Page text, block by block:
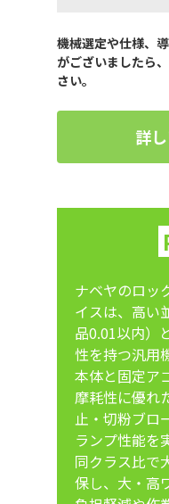
機械選定や仕様、
がございましたら
さい。
詳
ナベヤのロッ
イスは、高い
品0.01以内）
性を持つ汎用
本体と固定ア
摩耗性に優れ
止・切粉ブロ
ランプ性能を
同クラス比で
保し、大・高